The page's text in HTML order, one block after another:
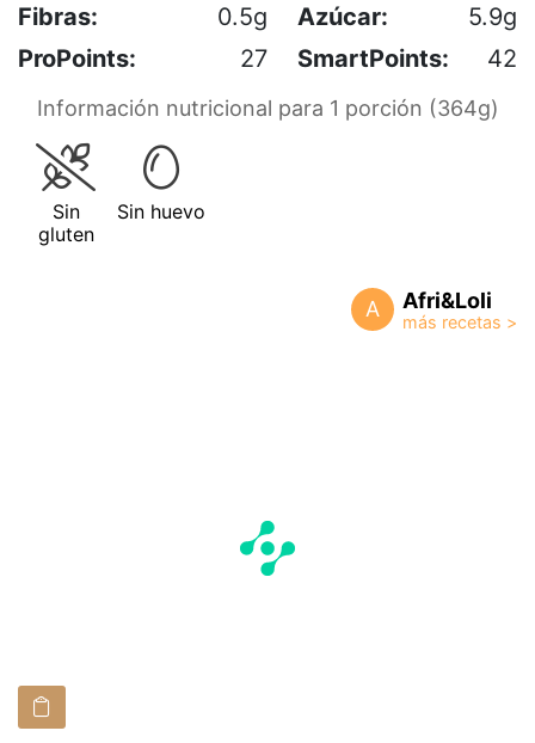
Fibras:
0.5g Azúcar:
5.9g
ProPoints:
27 SmartPoints: 42
Información nutricional para 1 porción (364g)
Sin
gluten
Sin huevo
A Afri&Loli